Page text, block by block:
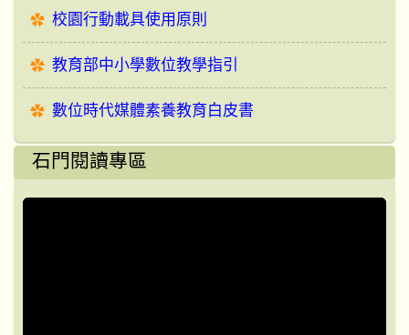
校園行動載具使用原則
教育部中小學數位教學指引
數位時代媒體素養教育白皮書
石門閱讀專區